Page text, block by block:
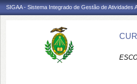
SIGAA - Sistema Integrado de Gestão de Atividades